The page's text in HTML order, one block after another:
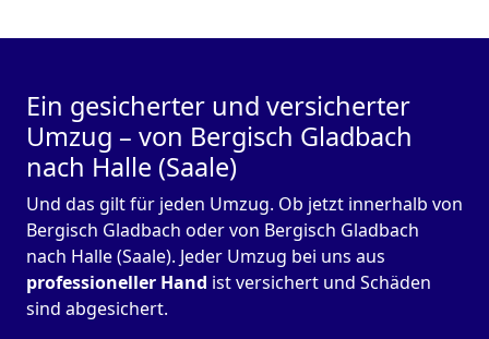
Ein gesicherter und versicherter
Umzug – von Bergisch Gladbach
nach Halle (Saale)
Und das gilt für jeden Umzug. Ob jetzt innerhalb von
Bergisch Gladbach oder von Bergisch Gladbach
nach Halle (Saale). Jeder Umzug bei uns aus
professioneller Hand ist versichert und Schäden
sind abgesichert.